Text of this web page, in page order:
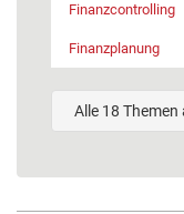
Finanzcontrolling
Finanzplanung
Alle 18 Themen